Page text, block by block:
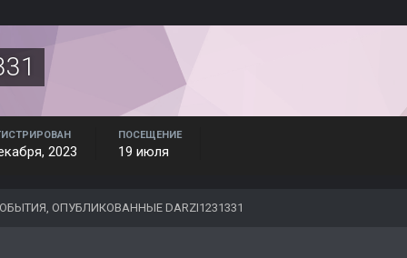
2023
ПОСЕЩЕНИЕ
19 июля
ОПУБЛИКОВАННЫЕ DARZI1231331